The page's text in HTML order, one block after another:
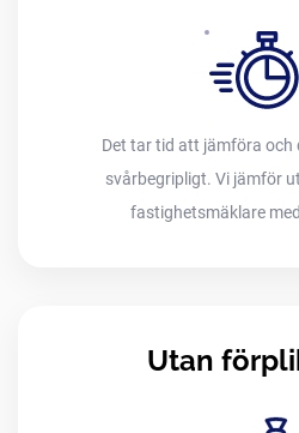
Det tar tid att jämföra
svårbegripligt. Vi jämför
fastighetsmäklare
Utan